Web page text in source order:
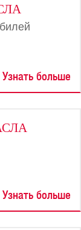
Узнать больше
Узнать больше